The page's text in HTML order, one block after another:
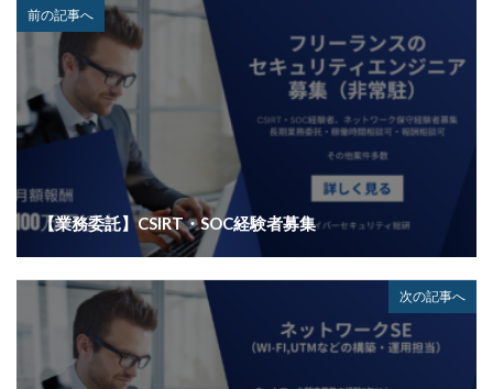
前の記事へ
【業務委託】CSIRT・SOC経験者募集
次の記事へ